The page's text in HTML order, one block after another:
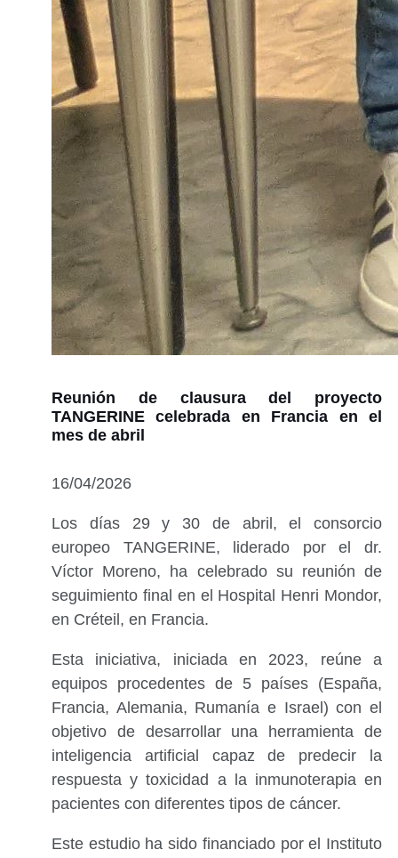
Reunión de clausura del proyecto
TANGERINE celebrada en Francia en el
mes de abril
16/04/2026
Los días 29 y 30 de abril, el consorcio
europeo TANGERINE, liderado por el dr.
Víctor Moreno, ha celebrado su reunión de
seguimiento final en el Hospital Henri Mondor,
en Créteil, en Francia.
Esta iniciativa, iniciada en 2023, reúne a
equipos procedentes de 5 países (España,
Francia, Alemania, Rumanía e Israel) con el
objetivo de desarrollar una herramienta de
inteligencia artificial capaz de predecir la
respuesta y toxicidad a la inmunoterapia en
pacientes con diferentes tipos de cáncer.
Este estudio ha sido financiado por el Instituto